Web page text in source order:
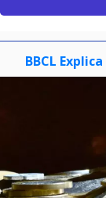
BBCL Explica